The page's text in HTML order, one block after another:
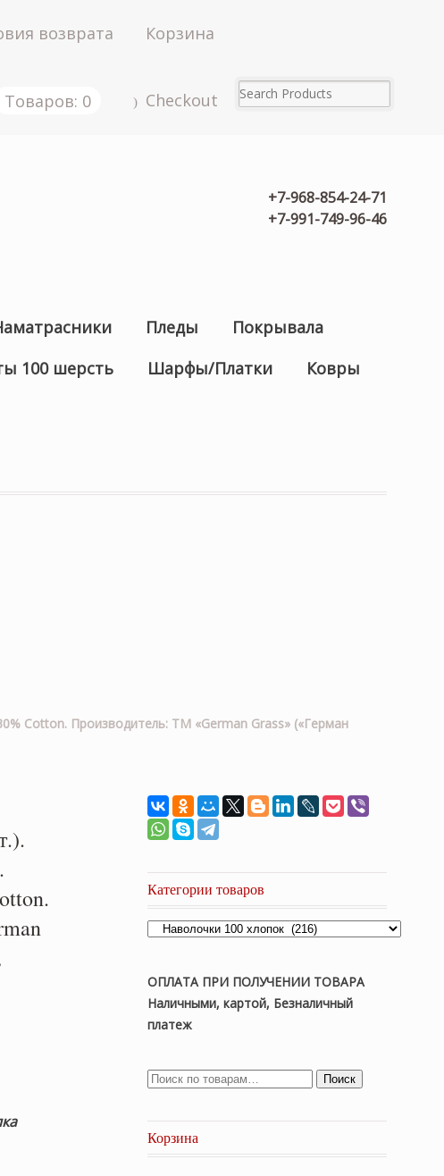
возврата Корзина
Товаров: 0 Checkout
+7-968-854-24-71
+7-991-749-96-46
Пледы
Покрывала
100 шерсть Шарфы/Платки
Ковры
Cotton. Производитель: ТМ «German Grass» («Герман
Категории товаров
ОПЛАТА ПРИ ПОЛУЧЕНИИ ТОВАРА
Наличными, картой, Безналичный
платеж
Поиск
Корзина